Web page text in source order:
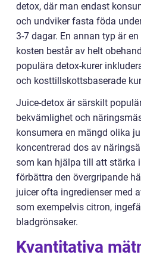
detox, där man endast
och undviker fasta föda
3-7 dagar. En annan typ är
kosten består av helt
populära detox-kurer
och kosttillskottsbaserade
Juice-detox är särskilt
bekvämlighet och
konsumera en mängd olika
koncentrerad dos av
som kan hjälpa till att stärka
förbättra den övergripande
juicer ofta ingredienser med
som exempelvis citron,
bladgrönsaker.
Kvantitativa